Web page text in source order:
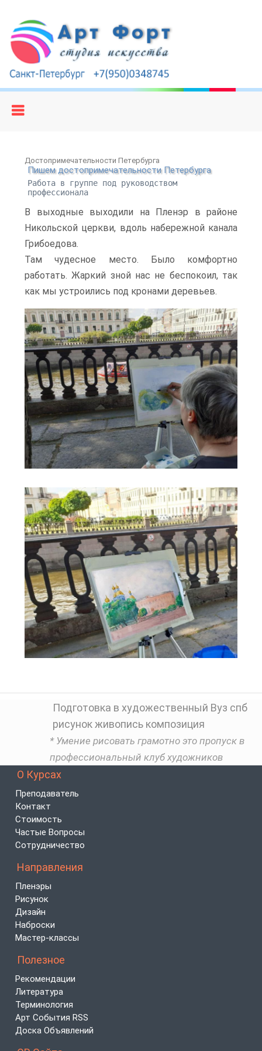
Достопримечательности Петербурга
Пишем достопримечательности Петербурга
Работа в группе под руководством
профессионала
В выходные выходили на Пленэр в районе
Никольской церкви, вдоль набережной канала
Грибоедова.
Там чудесное место. Было комфортно
работать. Жаркий зной нас не беспокоил, так
как мы устроились под кронами деревьев.
Подготовка в художественный Вуз спб
рисунок живопись композиция
* Умение рисовать грамотно это пропуск в
профессиональный клуб художников
О Курсах
Преподаватель
Контакт
Стоимость
Частые Вопросы
Сотрудничество
Направления
Пленэры
Рисунок
Дизайн
Наброски
Мастер-классы
Полезное
Рекомендации
Литература
Терминология
Арт События RSS
Доска Объявлений